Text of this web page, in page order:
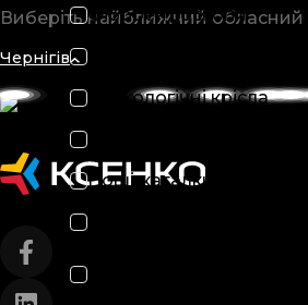
Фіброендоскопи
Гінекологічні крісла
Ноші-каталки медичні
Виберіть найближчий обласний
Чернігів